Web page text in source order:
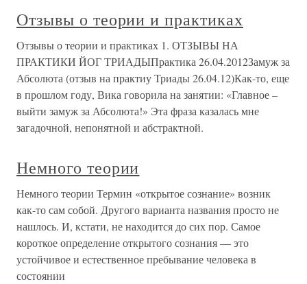
Отзывы о теории и практиках
Отзывы о теории и практиках 1. ОТЗЫВЫ НА
ПРАКТИКИ ЙОГ ТРИАДЫПрактика 26.04.2012Замуж за
Абсолюта (отзыв на практиу Триады 26.04.12)Как-то, еще
в прошлом году, Вика говорила на занятии: «Главное –
выйти замуж за Абсолюта!» Эта фраза казалась мне
загадочной, непонятной и абстрактной.
Немного теории
Немного теории Термин «открытое сознание» возник
как-то сам собой. Другого варианта названия просто не
нашлось. И, кстати, не находится до сих пор. Самое
короткое определение открытого сознания — это
устойчивое и естественное пребывание человека в
состоянии